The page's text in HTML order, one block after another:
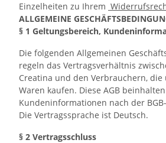
Einzelheiten zu Ihrem
ALLGEMEINE
§ 1 Geltungsbereich,
Die folgenden Allgemeinen
regeln das Vertragsverhältnis
Creatina und den Verbrauchern, die
Waren kaufen. Diese AGB
Kundeninformationen nach der
Die Vertragssprache ist Deutsch.
§ 2 Vertragsschluss